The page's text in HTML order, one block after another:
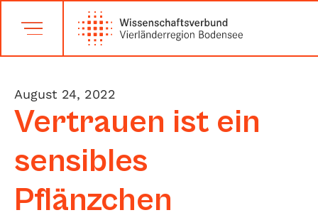
August 24, 2022
Vertrauen ist ein
sensibles
Pflänzchen